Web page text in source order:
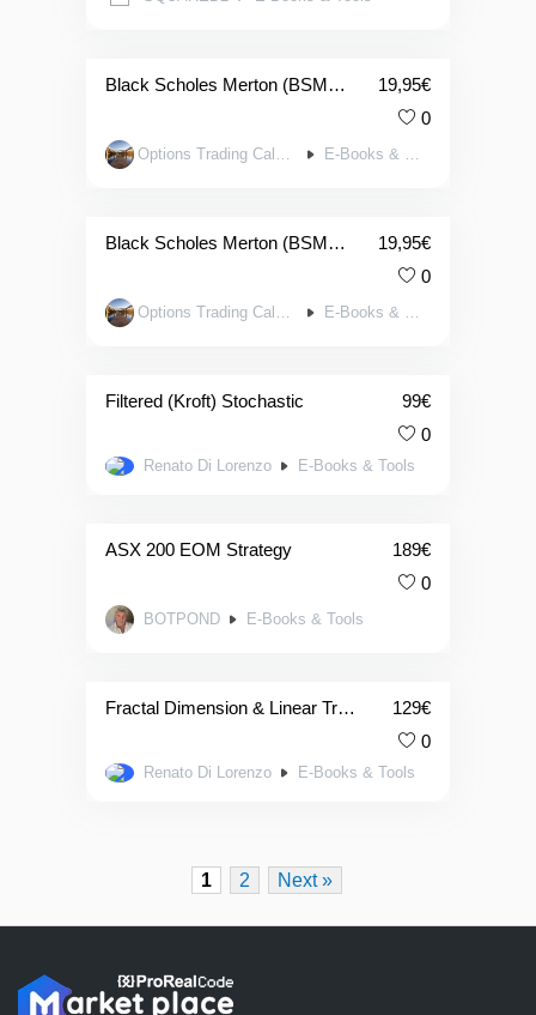
Black Scholes Merton (BSM with Dividends) Option Pricing Calculators x48 (APPLE NUMBERS). 19,95€
0
Options Trading Calculators E-Books & Tools
Black Scholes Merton (BSM with Dividends) Option Pricing Calculators x48 (EXCEL). 19,95€
0
Options Trading Calculators E-Books & Tools
Filtered (Kroft) Stochastic 99€
0
Renato Di Lorenzo E-Books & Tools
ASX 200 EOM Strategy 189€
0
BOTPOND E-Books & Tools
Fractal Dimension & Linear Trend ebook & strategy 129€
0
Renato Di Lorenzo E-Books & Tools
1 2 Next »